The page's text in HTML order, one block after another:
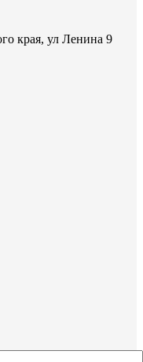
края, ул Ленина 9